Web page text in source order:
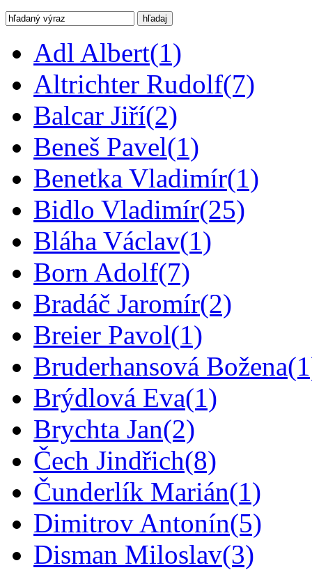
hľadaj
Adl Albert(1)
Altrichter Rudolf(7)
Balcar Jiří(2)
Beneš Pavel(1)
Benetka Vladimír(1)
Bidlo Vladimír(25)
Bláha Václav(1)
Born Adolf(7)
Bradáč Jaromír(2)
Breier Pavol(1)
Bruderhansová Božena
Brýdlová Eva(1)
Brychta Jan(2)
Čech Jindřich(8)
Čunderlík Marián(1)
Dimitrov Antonín(5)
Disman Miloslav(3)